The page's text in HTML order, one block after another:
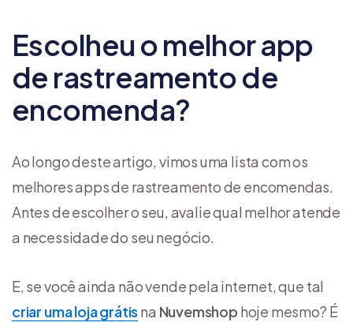
Escolheu o melhor app
de rastreamento de
encomenda?
Ao longo deste artigo, vimos uma lista com os
melhores apps de rastreamento de encomendas.
Antes de escolher o seu, avalie qual melhor atende
a necessidade do seu negócio.
E, se você ainda não vende pela internet, que tal
criar uma loja grátis na Nuvemshop hoje mesmo? É